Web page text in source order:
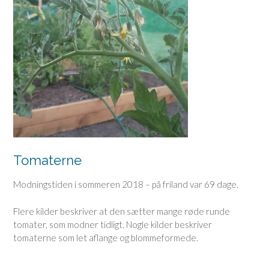
Tomaterne
Modningstiden i sommeren 2018 – på friland var 69 dage.
Flere kilder beskriver at den sætter mange røde runde
tomater, som modner tidligt. Nogle kilder beskriver
tomaterne som let aflange og blommeformede.